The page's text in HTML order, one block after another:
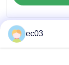
ec03